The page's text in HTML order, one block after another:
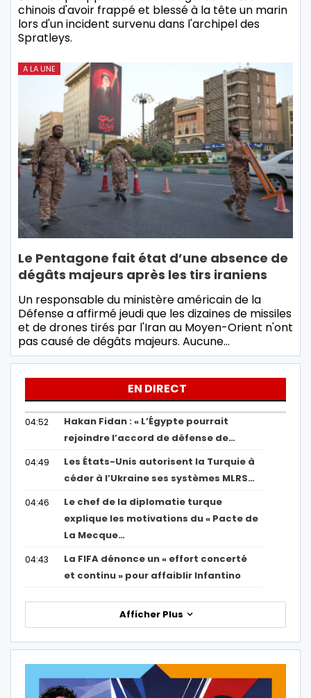
chinois d'avoir frappé et blessé à la tête un marin
lors d'un incident survenu dans l'archipel des
Spratleys.
A LA UNE
Le Pentagone fait état d’une absence de
dégâts majeurs après les tirs iraniens
Un responsable du ministère américain de la
Défense a affirmé jeudi que les dizaines de missiles
et de drones tirés par l'Iran au Moyen-Orient n'ont
pas causé de dégâts majeurs. Aucune…
EN DIRECT
04:52
Hakan Fidan : « L’Égypte pourrait
rejoindre l’accord de défense de…
04:49
Les États-Unis autorisent la Turquie à
céder à l’Ukraine ses systèmes MLRS…
04:46
Le chef de la diplomatie turque
explique les motivations du « Pacte de
La Mecque…
04:43
La FIFA dénonce un « effort concerté
et continu » pour affaiblir Infantino
Afficher Plus